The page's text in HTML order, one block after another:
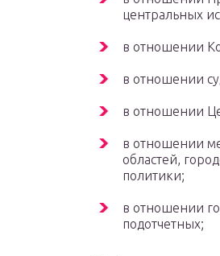
центральных
в отношении
в отношении
в отношении
в отношении
областей,
политики;
в отношении
подотчетных;